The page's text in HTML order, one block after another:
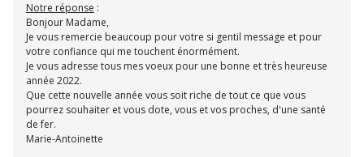
Notre réponse :
Bonjour Madame,
Je vous remercie beaucoup pour votre si gentil message et pour
votre confiance qui me touchent énormément.
Je vous adresse tous mes voeux pour une bonne et très heureuse
année 2022.
Que cette nouvelle année vous soit riche de tout ce que vous
pourrez souhaiter et vous dote, vous et vos proches, d'une santé
de fer.
Marie-Antoinette